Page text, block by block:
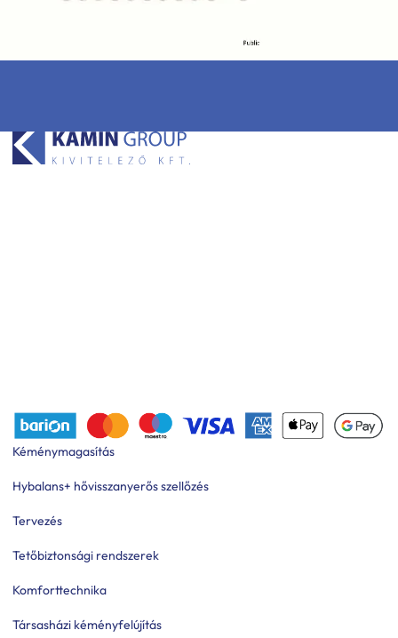
Kéménymagasítás
Hybalans+ hővisszanyerős szellőzés
Tervezés
Tetőbiztonsági rendszerek
Komforttechnika
Társasházi kéményfelújítás